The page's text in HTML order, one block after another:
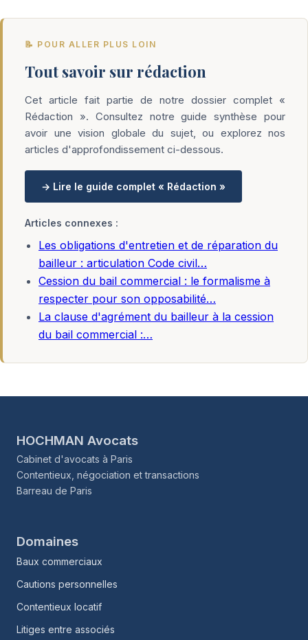
📝 POUR ALLER PLUS LOIN
Tout savoir sur rédaction
Cet article fait partie de notre dossier complet «
Rédaction ». Consultez notre guide synthèse pour
avoir une vision globale du sujet, ou explorez nos
articles d'approfondissement ci-dessous.
→ Lire le guide complet « Rédaction »
Articles connexes :
Les obligations d'entretien et de réparation du
bailleur : articulation Code civil…
Cession du bail commercial : le formalisme à
respecter pour son opposabilité…
La clause d'agrément du bailleur à la cession
du bail commercial :…
HOCHMAN Avocats
Cabinet d'avocats à Paris
Contentieux, négociation et transactions
Barreau de Paris
Domaines
Baux commerciaux
Cautions personnelles
Contentieux locatif
Litiges entre associés